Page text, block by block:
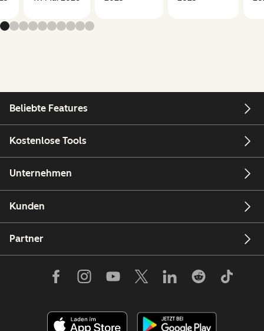
Beliebte Features
Kostenlose Tools
Unternehmen
Kunden
Partner